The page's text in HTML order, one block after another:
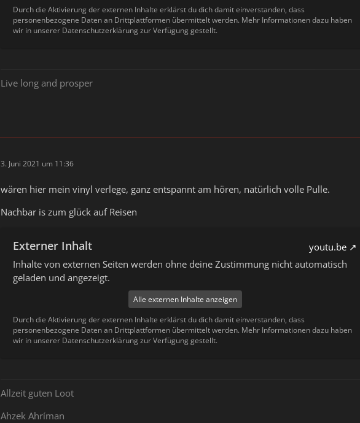
Durch die Aktivierung der externen Inhalte erklärst du dich damit einverstanden, dass
personenbezogene Daten an Drittplattformen übermittelt werden. Mehr Informationen dazu haben
wir in unserer Datenschutzerklärung zur Verfügung gestellt.
Live long and prosper
3. Juni 2021 um 11:36
wären hier mein vinyl verlege, ganz entspannt am hören, natürlich volle Pulle.
Nachbar is zum glück auf Reisen
Externer Inhalt
youtu.be
Inhalte von externen Seiten werden ohne deine Zustimmung nicht automatisch
geladen und angezeigt.
Alle externen Inhalte anzeigen
Durch die Aktivierung der externen Inhalte erklärst du dich damit einverstanden, dass
personenbezogene Daten an Drittplattformen übermittelt werden. Mehr Informationen dazu haben
wir in unserer Datenschutzerklärung zur Verfügung gestellt.
Allzeit guten Loot
Ahzek Ahríman